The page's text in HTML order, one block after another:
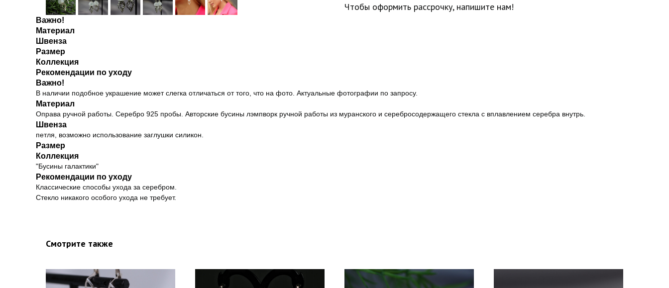
Чтобы оформить рассрочку, напишите нам!
Важно!
Материал
Швенза
Размер
Коллекция
Рекомендации по уходу
Важно!
В наличии подобное украшение может слегка отличаться от того, что на фото. Актуальные фотографии по запросу.
Материал
Оправа ручной работы. Серебро 925 пробы. Авторские бусины лэмпворк ручной работы из муранского и серебросодержащего стекла с вплавлением серебра внутрь.
Швенза
петля, возможно использование заглушки силикон.
Размер
Коллекция
"Бусины галактики"
Рекомендации по уходу
Классические способы ухода за серебром.
Стекло никакого особого ухода не требует.
Смотрите также